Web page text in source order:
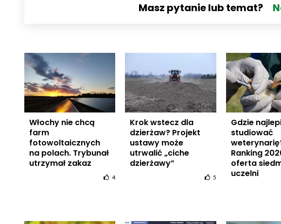
Masz pytanie lub temat?
Włochy nie chcą
farm
fotowoltaicznych
na polach. Trybunał
utrzymał zakaz
4
Krok wstecz dla
dzierżaw? Projekt
ustawy może
utrwalić „ciche
dzierżawy”
5
Gdzie
studiować
Ranking
oferta
uczelni